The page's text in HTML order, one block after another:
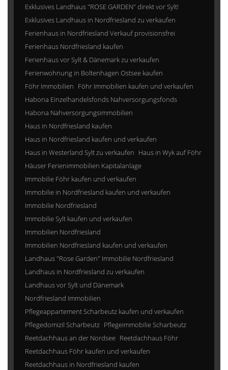
Exklusives Landhaus "ROSE GARDEN" direkt vor Sylt!
Exklusives Landhaus in Nordfriesland zu verkaufen
Ferienhaus in Nordfriesland Verkauf provisionsfrei
Ferienhaus Nordfriesland kaufen
Ferienhaus vor Sylt & Dänemark zu verkaufen
Ferienwohnung in Boltenhagen Ostsee kaufen
Föhr Immobilien Föhr Immobilien kaufen und verkaufen
Habona Einzelhandelsfonds Nahversorgungsfonds
Habona Nahversorgungsimmobilien
Haus in Nordfriesland kaufen
Haus in Nordfriesland kaufen und verkaufen
Haus in Westerland Sylt zu verkaufen Haus in Wyk auf Föhr
Häuser Ferienimmobilien Kapitalanlage
Immobilie Föhr kaufen und verkaufen
Immobilie in Nordfriesland kaufen und verkaufen
Immobilie Nordfriesland
Immobilie Sylt kaufen und verkaufen
Immobilien Nordfriesland
Immobilien Nordfriesland kaufen und verkaufen
Landhaus "Rose Garden" Immobilie Nordfriesland
Landhaus in Nordfriesland zu verkaufen
Landhaus vor Sylt und Dänemark
Nordfriesland Immobilien
Pflegeappartement Scharbeutz kaufen und verkaufen
Pflegedomizil Scharbeutz Pflegeimmobilie Scharbeutz
Reetdachhaus an der Nordsee Reetdachhaus Föhr
Reetdachhaus Föhr kaufen und verkaufen
Reetdachhaus in Nordfriesland kaufen